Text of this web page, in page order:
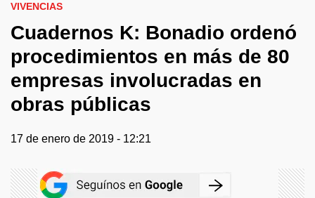
VIVENCIAS
Cuadernos K: Bonadio ordenó
procedimientos en más de 80
empresas involucradas en
obras públicas
17 de enero de 2019 - 12:21